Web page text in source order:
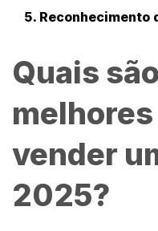
Reconhecimento
Quais
vender
2025?